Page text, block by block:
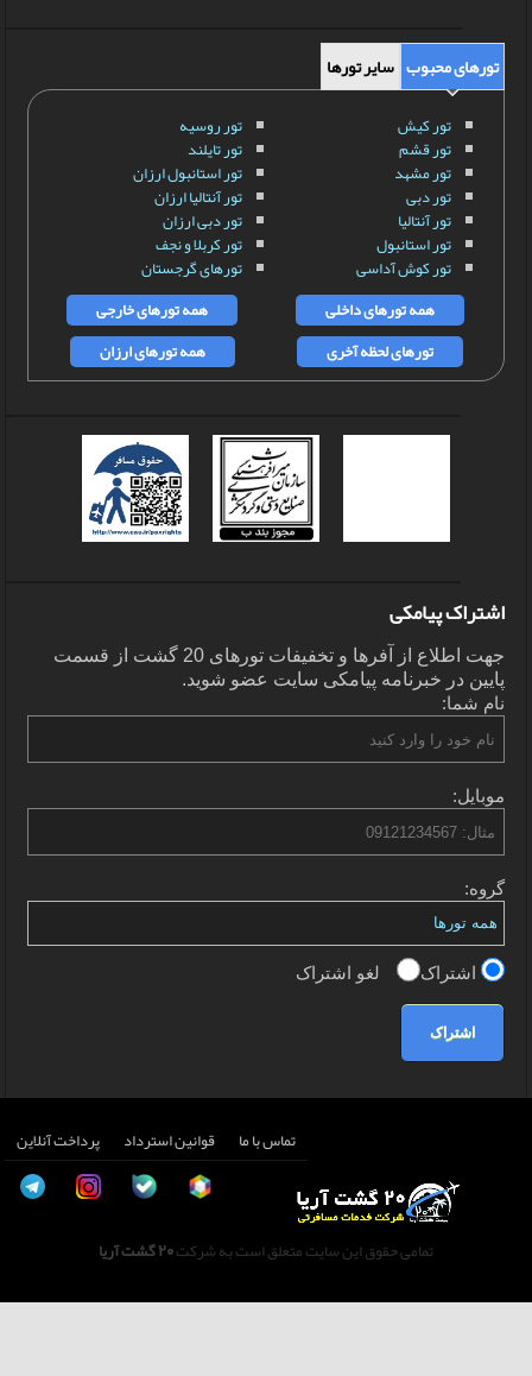
تورهای محبوب سایر تورها
تور کیش
تور قشم
تور مشهد
تور دبی
تور آنتالیا
تور استانبول
تور کوش آداسی
تور روسیه
تور تایلند
تور استانبول ارزان
تور آنتالیا ارزان
تور دبی ارزان
تور کربلا و نجف
تورهای گرجستان
همه تورهای داخلی
همه تورهای خارجی
تورهای لحظه آخری
همه تورهای ارزان
اشتراک پیامکی
جهت اطلاع از آفرها و تخفیفات تورهای 20 گشت از قسمت
پایین در خبرنامه پیامکی سایت عضو شوید.
نام شما:
موبایل:
گروه:
اشتراک لغو اشتراک
اشتراک
تماس با ما قوانین استرداد پرداخت آنلاین
تمامی حقوق این سایت متعلق است به شرکت20 گشت آریا